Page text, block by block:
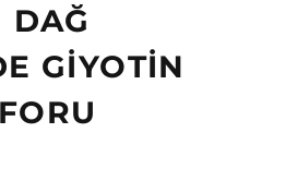
DAĞ
GIYOTIN